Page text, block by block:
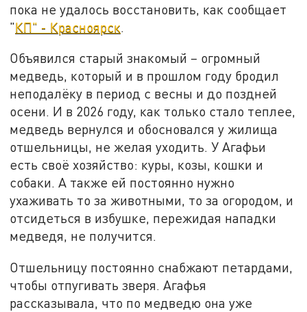
пока не удалось восстановить, как сообщает
"КП" - Красноярск.
Объявился старый знакомый – огромный
медведь, который и в прошлом году бродил
неподалёку в период с весны и до поздней
осени. И в 2026 году, как только стало теплее,
медведь вернулся и обосновался у жилища
отшельницы, не желая уходить. У Агафьи
есть своё хозяйство: куры, козы, кошки и
собаки. А также ей постоянно нужно
ухаживать то за животными, то за огородом, и
отсидеться в избушке, пережидая нападки
медведя, не получится.
Отшельницу постоянно снабжают петардами,
чтобы отпугивать зверя. Агафья
рассказывала, что по медведю она уже